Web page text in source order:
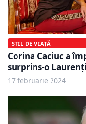
STIL DE VIAȚĂ
Corina Caciuc a
surprins-o
17 februarie 2024